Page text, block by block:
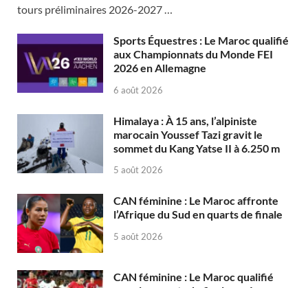
tours préliminaires 2026-2027 …
Sports Équestres : Le Maroc qualifié
aux Championnats du Monde FEI
2026 en Allemagne
6 août 2026
Himalaya : À 15 ans, l’alpiniste
marocain Youssef Tazi gravit le
sommet du Kang Yatse II à 6.250 m
5 août 2026
CAN féminine : Le Maroc affronte
l’Afrique du Sud en quarts de finale
5 août 2026
CAN féminine : Le Maroc qualifié